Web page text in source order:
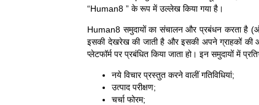
“Human8 ” के रूप में उल्लेख किया गया है।
Human8 समुदायों का संचालन और प्रबंधन करता है
इसकी देखरेख की जाती है और इसकी अपने ग्राहकों की
प्लेटफॉर्म पर प्रबंधित किया जाता हो। इन समुदायों में
नये विचार प्रस्तुत करने वालीं गतिविधियां;
उत्पाद परीक्षण;
चर्चा फोरम;